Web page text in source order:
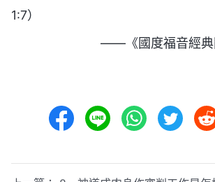
1:7）
——《國度福音經典